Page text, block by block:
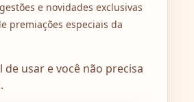
e novidades exclusivas
premiações especiais da
de usar e você não precisa